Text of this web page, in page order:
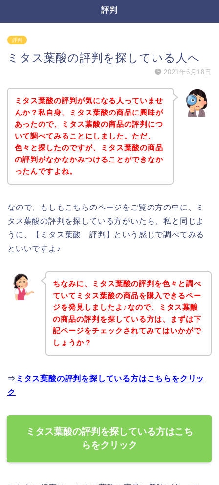
評判
評判
ミタス葉酸の評判を探している人へ
2021年6月18日
ミタス葉酸の評判が気になる人っていませ
んか？私自身、ミタス葉酸の商品に興味が
あったので、ミタス葉酸の商品の評判につ
いて調べてみることにしました。ただ、
色々と探したのですが、ミタス葉酸の商品
の評判がなかなかみつけることができなか
ったんですよね。
なので、もしもこちらのページをご覧の方の中に、ミ
タス葉酸の評判を探している方がいたら、私と同じよ
うに、【ミタス葉酸 評判】という感じで調べてみる
といいですよ♪
ちなみに、ミタス葉酸の評判を色々と調べ
ていてミタス葉酸の商品を購入できるペー
ジを発見しましたよ♪なので、ミタス葉酸
の商品の評判を探している方は、まずは下
記ページをチェックされてみてはいかがで
しょうか？
⇒ ミタス葉酸の評判を探している方はこちらをクリッ
ク
ミタス葉酸の評判を探している方はこち
らをクリック